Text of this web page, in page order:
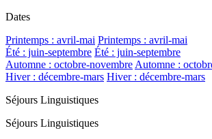
Dates
Printemps : avril-mai Printemps : avril-mai
Été : juin-septembre Été : juin-septembre
Automne : octobre-novembre Automne :
Hiver : décembre-mars Hiver : décembre-mars
Séjours Linguistiques
Séjours Linguistiques